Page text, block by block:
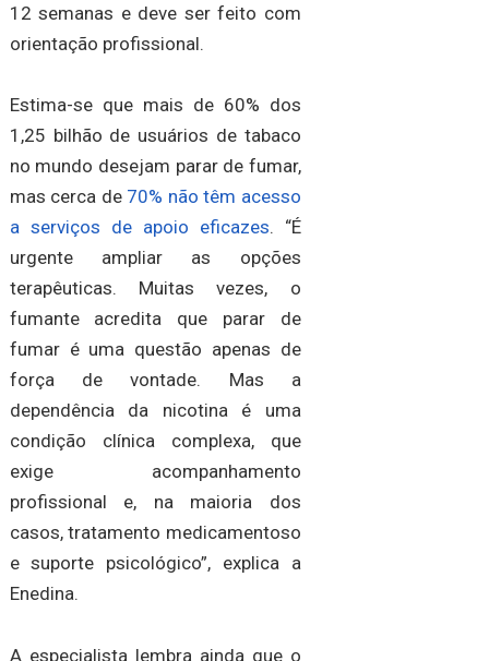
12 semanas e deve ser feito com
orientação profissional.
Estima-se que mais de 60% dos
1,25 bilhão de usuários de tabaco
no mundo desejam parar de fumar,
mas cerca de 70% não têm acesso
a serviços de apoio eficazes. “É
urgente ampliar as opções
terapêuticas. Muitas vezes, o
fumante acredita que parar de
fumar é uma questão apenas de
força de vontade. Mas a
dependência da nicotina é uma
condição clínica complexa, que
exige acompanhamento
profissional e, na maioria dos
casos, tratamento medicamentoso
e suporte psicológico”, explica a
Enedina.
A especialista lembra ainda que o